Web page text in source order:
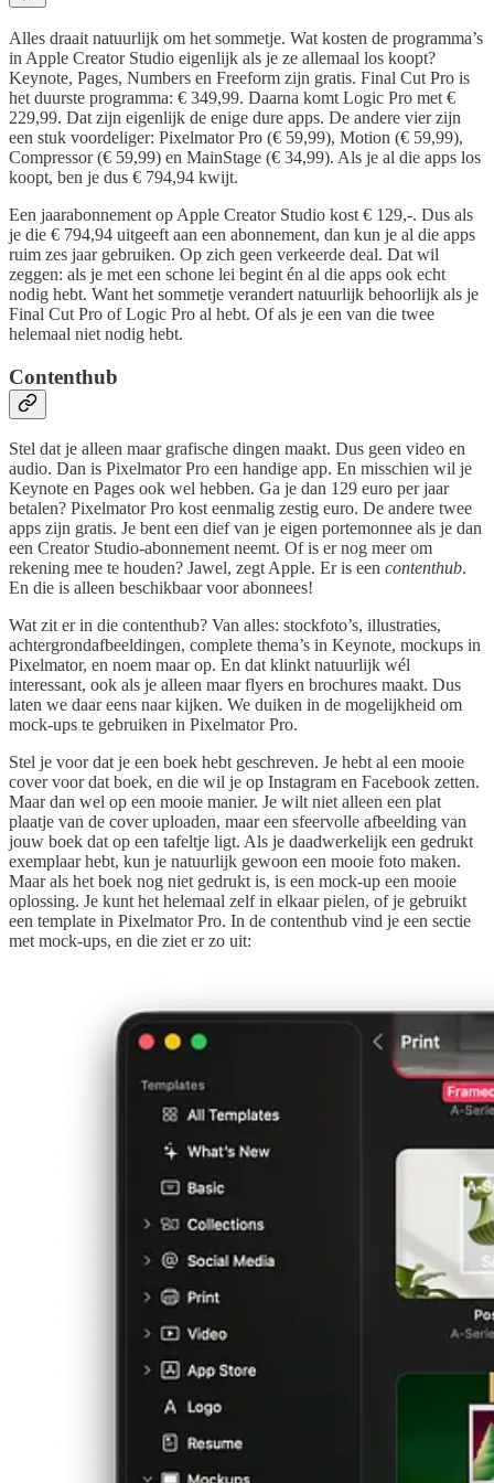
Alles draait natuurlijk om het sommetje. Wat kosten de programma’s
in Apple Creator Studio eigenlijk als je ze allemaal los koopt?
Keynote, Pages, Numbers en Freeform zijn gratis. Final Cut Pro is
het duurste programma: € 349,99. Daarna komt Logic Pro met €
229,99. Dat zijn eigenlijk de enige dure apps. De andere vier zijn
een stuk voordeliger: Pixelmator Pro (€ 59,99), Motion (€ 59,99),
Compressor (€ 59,99) en MainStage (€ 34,99). Als je al die apps los
koopt, ben je dus € 794,94 kwijt.
Een jaarabonnement op Apple Creator Studio kost € 129,-. Dus als
je die € 794,94 uitgeeft aan een abonnement, dan kun je al die apps
ruim zes jaar gebruiken. Op zich geen verkeerde deal. Dat wil
zeggen: als je met een schone lei begint én al die apps ook echt
nodig hebt. Want het sommetje verandert natuurlijk behoorlijk als je
Final Cut Pro of Logic Pro al hebt. Of als je een van die twee
helemaal niet nodig hebt.
Contenthub
Stel dat je alleen maar grafische dingen maakt. Dus geen video en
audio. Dan is Pixelmator Pro een handige app. En misschien wil je
Keynote en Pages ook wel hebben. Ga je dan 129 euro per jaar
betalen? Pixelmator Pro kost eenmalig zestig euro. De andere twee
apps zijn gratis. Je bent een dief van je eigen portemonnee als je dan
een Creator Studio-abonnement neemt. Of is er nog meer om
rekening mee te houden? Jawel, zegt Apple. Er is een contenthub.
En die is alleen beschikbaar voor abonnees!
Wat zit er in die contenthub? Van alles: stockfoto’s, illustraties,
achtergrondafbeeldingen, complete thema’s in Keynote, mockups in
Pixelmator, en noem maar op. En dat klinkt natuurlijk wél
interessant, ook als je alleen maar flyers en brochures maakt. Dus
laten we daar eens naar kijken. We duiken in de mogelijkheid om
mock-ups te gebruiken in Pixelmator Pro.
Stel je voor dat je een boek hebt geschreven. Je hebt al een mooie
cover voor dat boek, en die wil je op Instagram en Facebook zetten.
Maar dan wel op een mooie manier. Je wilt niet alleen een plat
plaatje van de cover uploaden, maar een sfeervolle afbeelding van
jouw boek dat op een tafeltje ligt. Als je daadwerkelijk een gedrukt
exemplaar hebt, kun je natuurlijk gewoon een mooie foto maken.
Maar als het boek nog niet gedrukt is, is een mock-up een mooie
oplossing. Je kunt het helemaal zelf in elkaar pielen, of je gebruikt
een template in Pixelmator Pro. In de contenthub vind je een sectie
met mock-ups, en die ziet er zo uit: